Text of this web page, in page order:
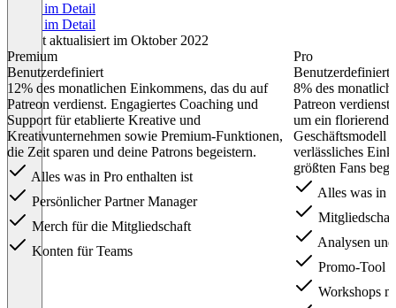
Preise im Detail
Preise im Detail
Zuletzt aktualisiert im Oktober 2022
Premium
Benutzerdefiniert
12% des monatlichen Einkommens, das du auf
Patreon verdienst. Engagiertes Coaching und
Support für etablierte Kreative und
Kreativunternehmen sowie Premium-Funktionen,
die Zeit sparen und deine Patrons begeistern.
Alles was in Pro enthalten ist
Persönlicher Partner Manager
Merch für die Mitgliedschaft
Konten für Teams
Pro
Benutzerdefiniert
8% des
Patreon
um ein
Geschäftsmodell
verlässliches
größten Fans
Alles was in
Analysen
Promo-Tool
Workshops